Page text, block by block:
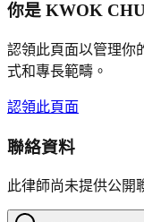
你是 KWOK
認領此頁面以管理你
式和專長範疇。
認領此頁面
聯絡資料
此律師尚未提供公開